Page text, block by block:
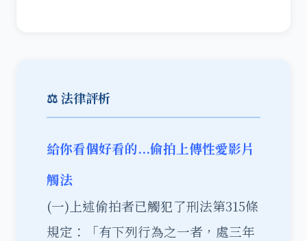
⚖️ 法律評析
給你看個好看的...偷拍上傳性愛影片
觸法
(一)上述偷拍者已觸犯了刑法第315條
規定：「有下列行為之一者，處三年